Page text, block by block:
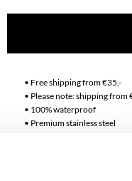
•⁠ ⁠Free shipping from €35,-
•⁠ Please note: shipping from
•⁠ ⁠100% waterproof
•⁠ ⁠Premium stainless steel